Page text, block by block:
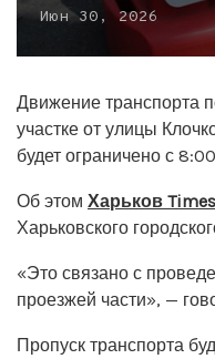
Июн 30, 2026
Движение транспорта
участке от улицы
будет ограничено с
Об этом Харьков Times
Харьковского
«Это связано с
проезжей части», —
Пропуск транспорта